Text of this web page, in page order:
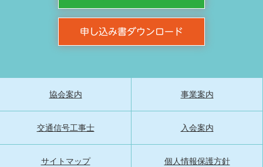
申し込み書ダウンロード
協会案内 事業案内
交通信号工事士 入会案内
サイトマップ 個人情報保護方針